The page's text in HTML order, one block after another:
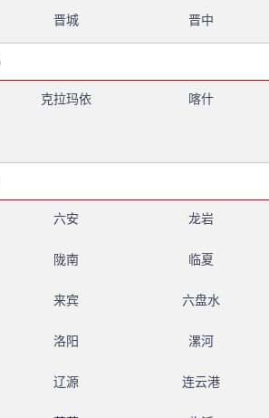
晋城 晋中
克拉玛依 喀什
六安 龙岩
陇南 临夏
来宾 六盘水
洛阳 漯河
辽源 连云港